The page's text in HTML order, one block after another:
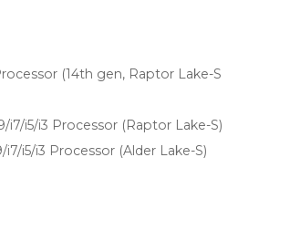
(14th gen, Raptor Lake-S
i5/i3 Processor (Raptor Lake-S)
i5/i3 Processor (Alder Lake-S)